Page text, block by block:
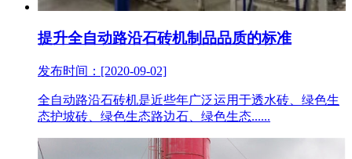
提升全自动路沿石砖机制品品质的标准
发布时间：[2020-09-02]
全自动路沿石砖机是近些年广泛运用于透水砖、绿色生
态护坡砖、绿色生态路边石、绿色生态......